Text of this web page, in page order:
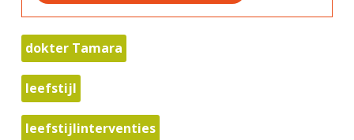
dokter Tamara
leefstijl
leefstijlinterventies